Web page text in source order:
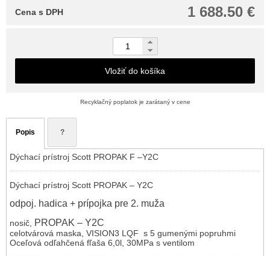
1 688.50 €
Cena s DPH
Vložiť do košíka
Recyklačný poplatok je zarátaný v cene
Popis ?
Dýchací prístroj Scott PROPAK F –Y2C
Dýchací prístroj Scott PROPAK – Y2C
odpoj. hadica + prípojka pre 2. muža
nosič, PROPAK – Y2C
celotvárová maska, VISION3 LQF s 5 gumenými popruhmi
Oceľová odľahčená fľaša 6,0l, 30MPa s ventilom